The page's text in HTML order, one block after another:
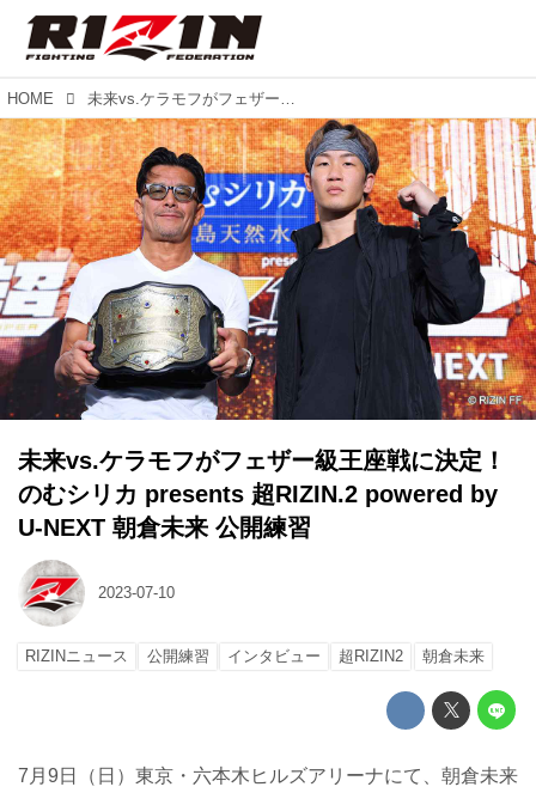
HOME 未来vs.ケラモフがフェザー級王座戦に決定！のむシリカ presents 超RIZIN.2 powered by U-NEXT 朝倉未来 公開練習
未来vs.ケラモフがフェザー級王座戦に決定！
のむシリカ presents 超RIZIN.2 powered by
U-NEXT 朝倉未来 公開練習
2023-07-10
RIZINニュース 公開練習 インタビュー 超RIZIN2 朝倉未来
7月9日（日）東京・六本木ヒルズアリーナにて、朝倉未来